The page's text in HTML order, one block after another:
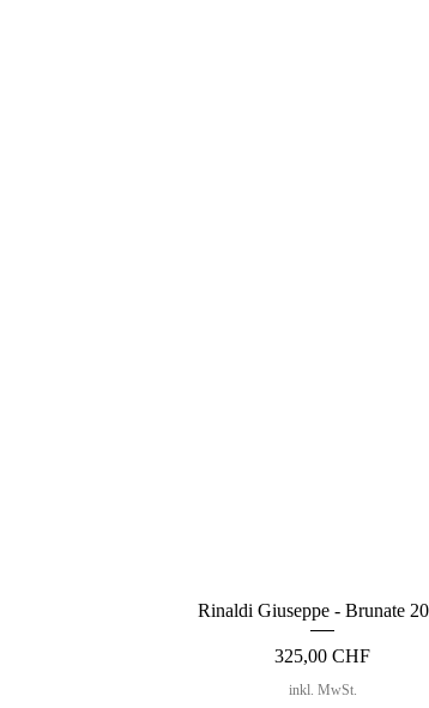
Rinaldi Giuseppe - Brunate
Preis
325,00 CHF
inkl. MwSt.